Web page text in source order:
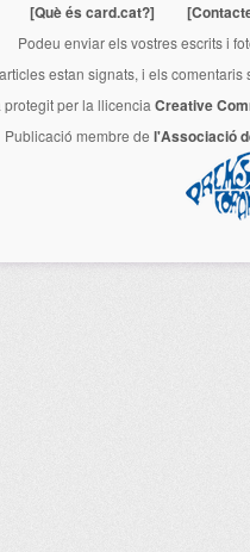
[Què és card.cat?]
Podeu enviar els vostres escrits i
estan signats, i els
per la llicencia Creative
Publicació membre de l'Associació